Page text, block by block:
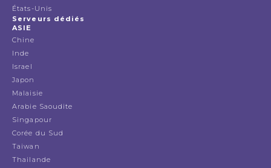
États-Unis
Serveurs dédiés
ASIE
Chine
Inde
Israel
Japon
Malaisie
Arabie Saoudite
Singapour
Corée du Sud
Taiwan
Thailande